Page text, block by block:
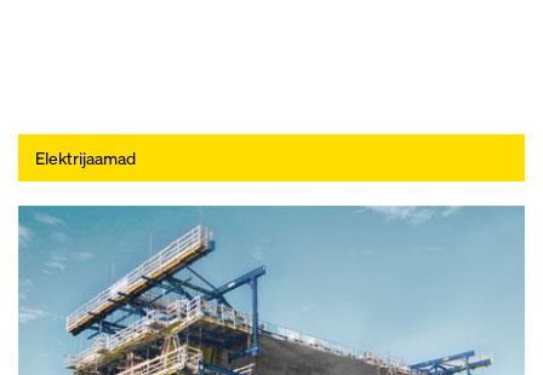
Elektrijaamad